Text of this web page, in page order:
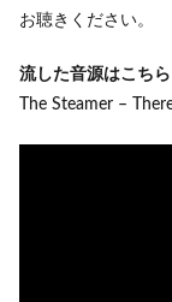
お聴きください。
流した音源はこちら
The Steamer –